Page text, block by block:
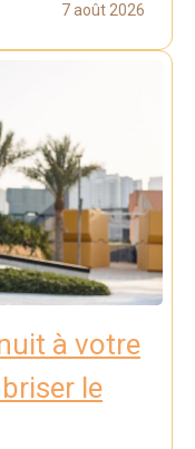
7 août 2026
à votre
le